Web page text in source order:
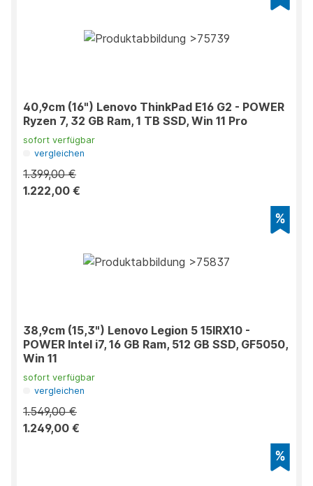
40,9cm (16") Lenovo ThinkPad E16 G2 - POWER
Ryzen 7, 32 GB Ram, 1 TB SSD, Win 11 Pro
sofort verfügbar
vergleichen
1.399,00 €
1.222,00 €
38,9cm (15,3") Lenovo Legion 5 15IRX10 -
POWER Intel i7, 16 GB Ram, 512 GB SSD, GF5050,
Win 11
sofort verfügbar
vergleichen
1.549,00 €
1.249,00 €